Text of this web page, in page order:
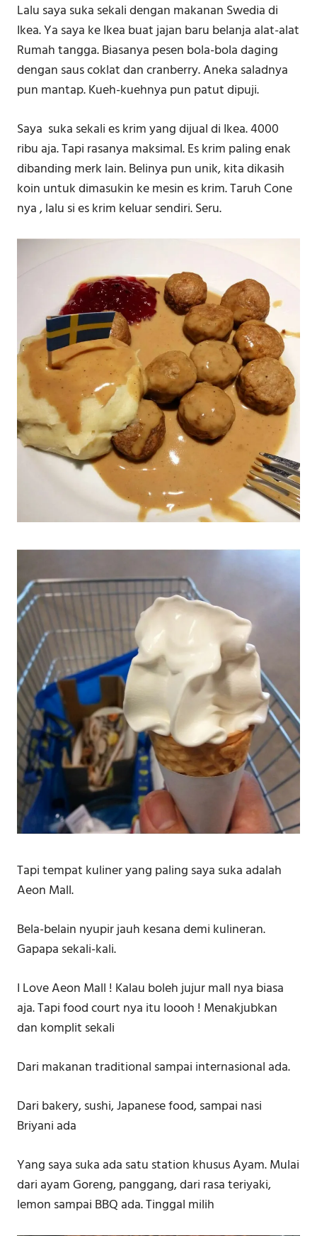
Lalu saya suka sekali dengan makanan Swedia di
Ikea. Ya saya ke Ikea buat jajan baru belanja alat-alat
Rumah tangga. Biasanya pesen bola-bola daging
dengan saus coklat dan cranberry. Aneka saladnya
pun mantap. Kueh-kuehnya pun patut dipuji.
Saya suka sekali es krim yang dijual di Ikea. 4000
ribu aja. Tapi rasanya maksimal. Es krim paling enak
dibanding merk lain. Belinya pun unik, kita dikasih
koin untuk dimasukin ke mesin es krim. Taruh Cone
nya , lalu si es krim keluar sendiri. Seru.
Tapi tempat kuliner yang paling saya suka adalah
Aeon Mall.
Bela-belain nyupir jauh kesana demi kulineran.
Gapapa sekali-kali.
I Love Aeon Mall ! Kalau boleh jujur mall nya biasa
aja. Tapi food court nya itu loooh ! Menakjubkan
dan komplit sekali
Dari makanan traditional sampai internasional ada.
Dari bakery, sushi, Japanese food, sampai nasi
Briyani ada
Yang saya suka ada satu station khusus Ayam. Mulai
dari ayam Goreng, panggang, dari rasa teriyaki,
lemon sampai BBQ ada. Tinggal milih